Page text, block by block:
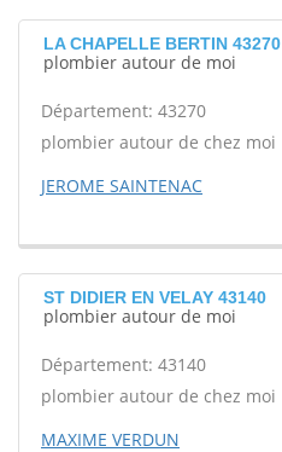
LA CHAPELLE BERTIN 43270
plombier autour de moi
Département: 43270
plombier autour de chez moi
JEROME SAINTENAC
ST DIDIER EN VELAY 43140
plombier autour de moi
Département: 43140
plombier autour de chez moi
MAXIME VERDUN